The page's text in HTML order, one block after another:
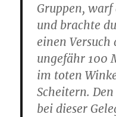
Gruppen, warf
und brachte
einen Versuch
ungefähr 100
im toten
Scheitern.
bei dieser